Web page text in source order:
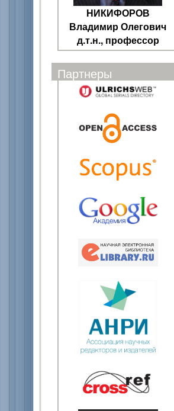
НИКИФОРОВ
Владимир Олегович
д.т.н., профессор
Партнеры